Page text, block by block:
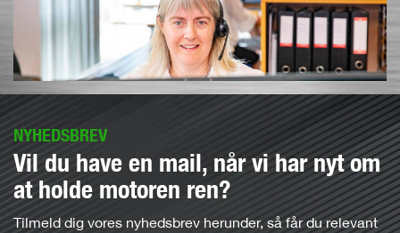
NYHEDSBREV
Vil du have en mail, når vi har nyt om
at holde motoren ren?
Tilmeld dig vores nyhedsbrev herunder, så får du relevant